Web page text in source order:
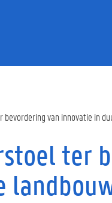
bevordering van innovatie in
ter